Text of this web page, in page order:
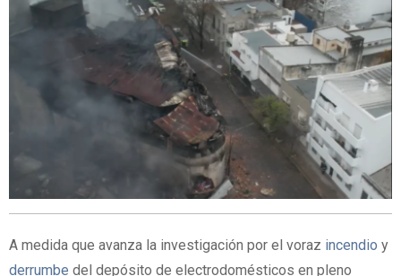
A medida que avanza la investigación por el voraz incendio y
derrumbe del depósito de electrodomésticos en pleno